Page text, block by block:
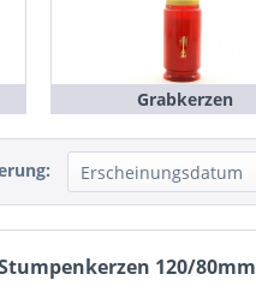
Grabkerzen
120/80mm